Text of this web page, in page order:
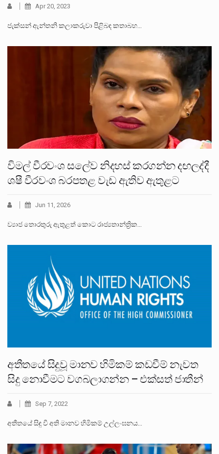
Apr 20, 2023
ජැක්සන් ඇන්තනි කලාකරුවා පිළිබඳ කතාබහ…
විමල් වීරවංශ සලේව නිදහස් කරගන්න දඟලද්දී
ශෂී වීරවංශ බරපතළ වැඩ ඇතිව ඇතුළට
Jun 11, 2026
ව්‍යාජ තොරතුරු ඇතුළත් කොට රාජ්‍යතාන්ත්‍රික…
අතීතයේ සිදුවූ මානව හිමිකම් කඩවීම් නැවත
සිදු නොවීමට වගබලාගන්න – එක්සත් ජාතීන්
Sep 7, 2022
අතීතයේ සිඳු වී අති මානව හිමිකම් උල්ලංඝනය…